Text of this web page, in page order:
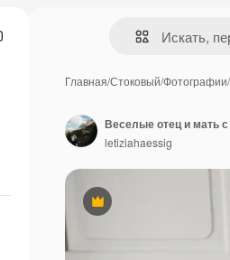
Главная/Стоковый/Фотографии/
Премиум
Веселые отец и мать
letiziahaessig